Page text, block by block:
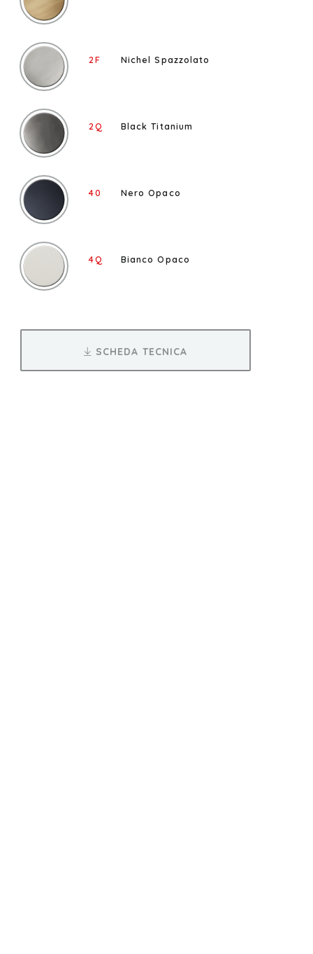
2F Nichel Spazzolato
2Q Black Titanium
40 Nero Opaco
4Q Bianco Opaco
SCHEDA TECNICA